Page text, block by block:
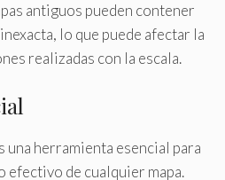
antiguos pueden contener
lo que puede afectar la
realizadas con la escala.
una herramienta esencial para
efectivo de cualquier mapa.